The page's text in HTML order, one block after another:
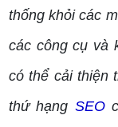
thống khỏi các
các công cụ và
có thể cải thiện
thứ hạng SEO